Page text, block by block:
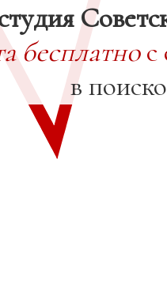
бесплатнос
в